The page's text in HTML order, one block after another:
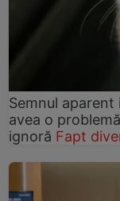
Semnul
avea o
ignoră Fapt